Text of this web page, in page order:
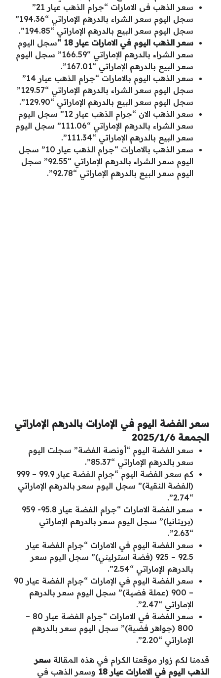
سعر الذهب فى الامارات “جرام الذهب عيار 21”
سجل اليوم سعر الشراء بالدرهم الإماراتي “194.36”
سجل اليوم سعر البيع بالدرهم الإماراتي “194.85”.
سعر الذهب اليوم في الامارات عيار 18 “
سجل اليوم
سعر الشراء بالدرهم الإماراتي “166.59” سجل اليوم
سعر البيع بالدرهم الإماراتي “167.01”.
سعر الذهب اليوم بالامارات “جرام الذهب عيار 14”
سجل اليوم سعر الشراء بالدرهم الإماراتي “129.57”
سجل اليوم سعر البيع بالدرهم الإماراتي “129.90”.
سعر الذهب الان “جرام الذهب عيار 12” سجل اليوم
سعر الشراء بالدرهم الإماراتي “111.06” سجل اليوم
سعر البيع بالدرهم الإماراتي “111.34”.
سعر الذهب بالامارات “جرام الذهب عيار 10” سجل
اليوم سعر الشراء بالدرهم الإماراتي “92.55” سجل
اليوم سعر البيع بالدرهم الإماراتي “92.78”.
سعر الفضة اليوم في الإمارات بالدرهم الإماراتي
الجمعة 2025/1/6
سعر الفضة اليوم “أونصة الفضة” سجلت اليوم
سعر بالدرهم الإماراتي “85.37”.
كم سعر الفضة اليوم “جرام الفضة عيار 99.9 – 999
(الفضة النقية)” سجل اليوم سعر بالدرهم الإماراتي
“2.74”.
سعر الفضة الامارات “جرام الفضة عيار 95.8- 959
(بريتانيا)” سجل اليوم سعر بالدرهم الإماراتي
“2.63”.
سعر الفضة اليوم في الامارات “جرام الفضة عيار
92.5 – 925 (فضة استرليني)” سجل اليوم سعر
بالدرهم الإماراتي “2.54”.
سعر الفضة اليوم في الإمارات “جرام الفضة عيار 90
– 900 (عملة فضية)” سجل اليوم سعر بالدرهم
الإماراتي “2.47”.
سعر الفضة في الامارات “جرام الفضة عيار 80 –
800 (جواهر فضية)” سجل اليوم سعر بالدرهم
الإماراتي “2.20”.
قدمنا لكم زوار موقعنا الكرام في هذه المقالة سعر
الذهب اليوم في الامارات عيار 18
وسعر الذهب في